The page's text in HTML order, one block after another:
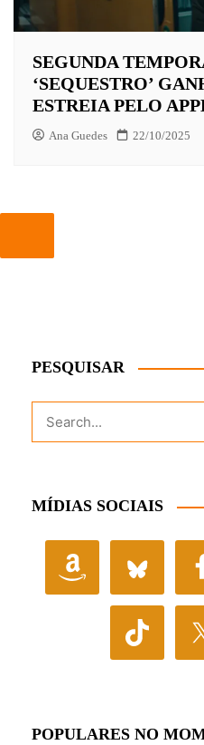
SEGUNDA
‘SEQUESTRO’
ESTREIA PELO
Ana Guedes 22/10/2025
PESQUISAR
MÍDIAS SOCIAIS
POPULARES NO